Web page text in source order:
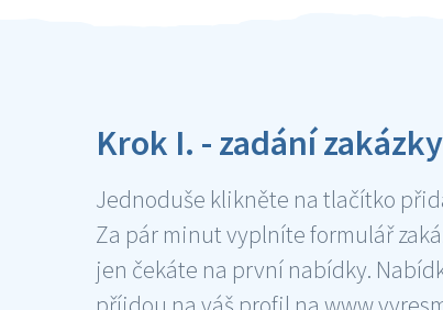
Krok I. - zadání zakázky
Jednoduše klikněte na tlačítko
Za pár minut vyplníte formulář
jen čekáte na první nabídky.